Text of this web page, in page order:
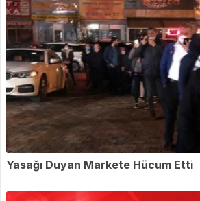
Yasağı Duyan Markete Hücum Etti